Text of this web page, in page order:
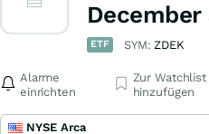
December
ETF SYM:ZDEK
Alarme
einrichten
Zur Watchlist
hinzufügen
NYSE Arca